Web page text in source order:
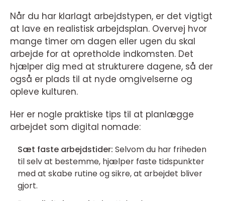
Når du har klarlagt arbejdstypen, er det vigtigt
at lave en realistisk arbejdsplan. Overvej hvor
mange timer om dagen eller ugen du skal
arbejde for at opretholde indkomsten. Det
hjælper dig med at strukturere dagene, så der
også er plads til at nyde omgivelserne og
opleve kulturen.
Her er nogle praktiske tips til at planlægge
arbejdet som digital nomade:
Sæt faste arbejdstider: Selvom du har friheden
til selv at bestemme, hjælper faste tidspunkter
med at skabe rutine og sikre, at arbejdet bliver
gjort.